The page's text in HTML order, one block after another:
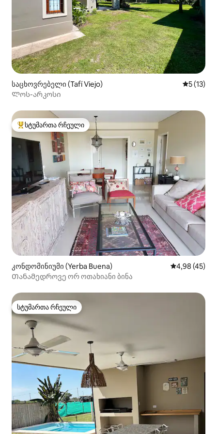
საცხოვრებელი (Tafí Viejo) საშუალო
5 (13)
Ლოს-არკოსი
სტუმართა რჩეული მოწინავე ვარიანტი
სტუმართა რჩეული
კონდომინიუმი (Yerba Buena) საშუალო
4,98 (45)
Თანამედროვე ორ ოთახიანი ბინა
სტუმართა რჩეული
სტუმართა რჩეული